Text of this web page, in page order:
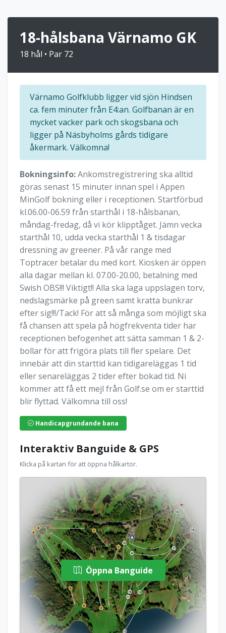
18-hålsbana Värnamo GK
18 hål • Par 72
Värnamo Golfklubb ligger vid sjön Hindsen
ca. fem minuter från E4:an. Golfbanan är en
mycket vacker park och skogsbana och
ligger på Näsbyholms gårds tidigare
åkermark. Välkomna!
Bokningsinfo:Ankomstregistrering ska alltid
göras senast 15 minuter innan spel i Appen
MinGolf bokning eller i receptionen. Startförbud
kl.06.00-06.59 från starthål i 18-hålsbanan,
måndag-fredag, då vi kör klipptåget. Jämn vecka
starthål 10, udda vecka starthål 1 & tisdagar
dressning av greener. På vår range med
Toptracer betalar du med kort. Kiosken är öppen
alla dagar mellan kl. 07.00-20.00, betalning med
Swish OBS!!! Viktigt!! Alla ska laga uppslagen torv,
nedslagsmärke på green samt kratta bunkrar
efter sig!!!/Tack! För att så många som möjligt ska
få chansen att spela på högfrekventa tider har
receptionen befogenhet att sätta samman 1 & 2-
bollar för att frigöra plats till fler spelare. Det
innebär att din starttid kan tidigareläggas 1 tid
eller senareläggas 2 tider efter bokad tid. Ni
kommer att få ett mejl från Golf.se om er starttid
blir flyttad. Välkomna till oss!
Handicapgrundande bana
Interaktiv Banguide & GPS
Klicka på kartan för att öppna hålkartor.
Öppna Banguide